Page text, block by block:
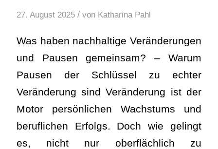
27. August 2025 / von Katharina Pahl
Was haben nachhaltige Veränderungen
und Pausen gemeinsam? – Warum
Pausen der Schlüssel zu echter
Veränderung sind Veränderung ist der
Motor persönlichen Wachstums und
beruflichen Erfolgs. Doch wie gelingt
es, nicht nur oberflächlich zu